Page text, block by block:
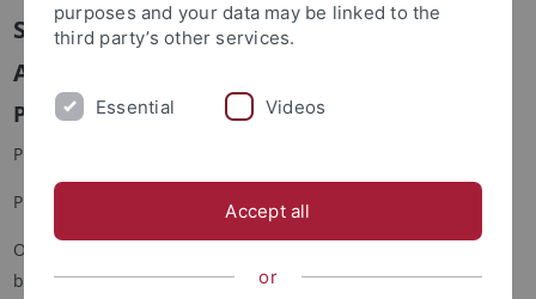
Sozial- und Wirtschaftspsychologie
Abgeschlossene Projekte
Projekt "Computerbrainstorming"
Projektleiter:
Prof. Dr. Michael Diehl
Obwohl die empirische Forschung zeigt, dass die Leistung
beim Brainstorming in Face-to-Face (FTF) Gruppen der
purposes and your data may be linked to the
third party’s other services.
Essential Videos
Accept all
or